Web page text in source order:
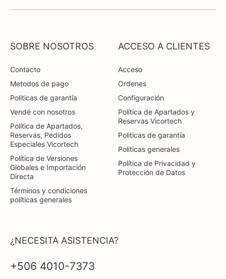
SOBRE NOSOTROS
Contacto
Metodos de pago
Politicas de garantía
Vendé con nosotros
Política de Apartados,
Reservas, Pedidos
Especiales Vicortech
Política de Versiones
Globales e Importación
Directa
Términos y condiciones
políticas generales
ACCESO A CLIENTES
Acceso
Ordenes
Configuración
Política de Apartados y
Reservas Vicortech
Politicas de garantía
Politicas generales
Política de Privacidad y
Protección de Datos
¿NECESITA ASISTENCIA?
+506 4010-7373